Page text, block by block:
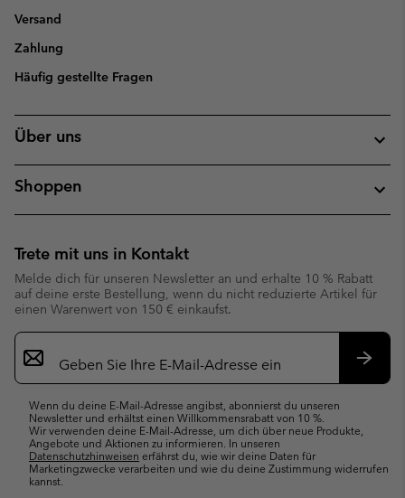
Versand
Zahlung
Häufig gestellte Fragen
Über uns
Shoppen
Trete mit uns in Kontakt
Melde dich für unseren Newsletter an und erhalte 10 % Rabatt
auf deine erste Bestellung, wenn du nicht reduzierte Artikel für
einen Warenwert von 150 € einkaufst.
Newsletter-
Anmeldung
Wenn du deine E-Mail-Adresse angibst, abonnierst du unseren
Newsletter und erhältst einen Willkommensrabatt von 10 %.
Wir verwenden deine E-Mail-Adresse, um dich über neue Produkte,
Angebote und Aktionen zu informieren. In unseren
Datenschutzhinweisen erfährst du, wie wir deine Daten für
Marketingzwecke verarbeiten und wie du deine Zustimmung widerrufen
kannst.